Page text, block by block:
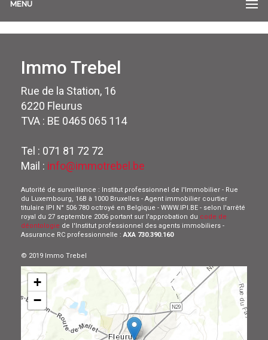
MENU
Immo Trebel
Rue de la Station, 16
6220 Fleurus
TVA : BE 0465 065 114
Tel : 071 81 72 72
Mail : info@immotrebel.be
Autorité de surveillance : Institut professionnel de l'Immobilier - Rue
du Luxembourg, 16B à 1000 Bruxelles - Agent immobilier courtier
titulaire IPI N° 506 780 octroyé en Belgique - WWW.IPI.BE - selon l'arrêté
royal du 27 septembre 2006 portant sur l'approbation du code de
déontologie de l'Institut professionnel des agents immobiliers -
Assurance RC professionnelle :AXA 730.390.160
© 2019 Immo Trebel
+
−